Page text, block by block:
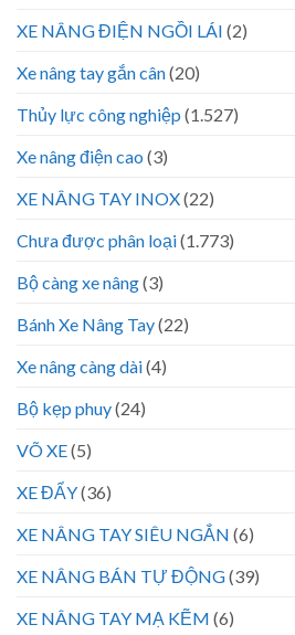
XE NÂNG ĐIỆN NGỒI LÁI (2)
Xe nâng tay gắn cân(20)
Thủy lực công nghiệp (1.527)
Xe nâng điện cao (3)
XE NÂNG TAY INOX(22)
Chưa được phân loại(1.773)
Bộ càng xe nâng(3)
Bánh Xe Nâng Tay(22)
Xe nâng càng dài(4)
Bộ kẹp phuy(24)
VÕ XE(5)
XE ĐẨY(36)
XE NÂNG TAY SIÊU NGẮN (6)
XE NÂNG BÁN TỰ ĐỘNG(39)
XE NÂNG TAY MẠ KẼM (6)